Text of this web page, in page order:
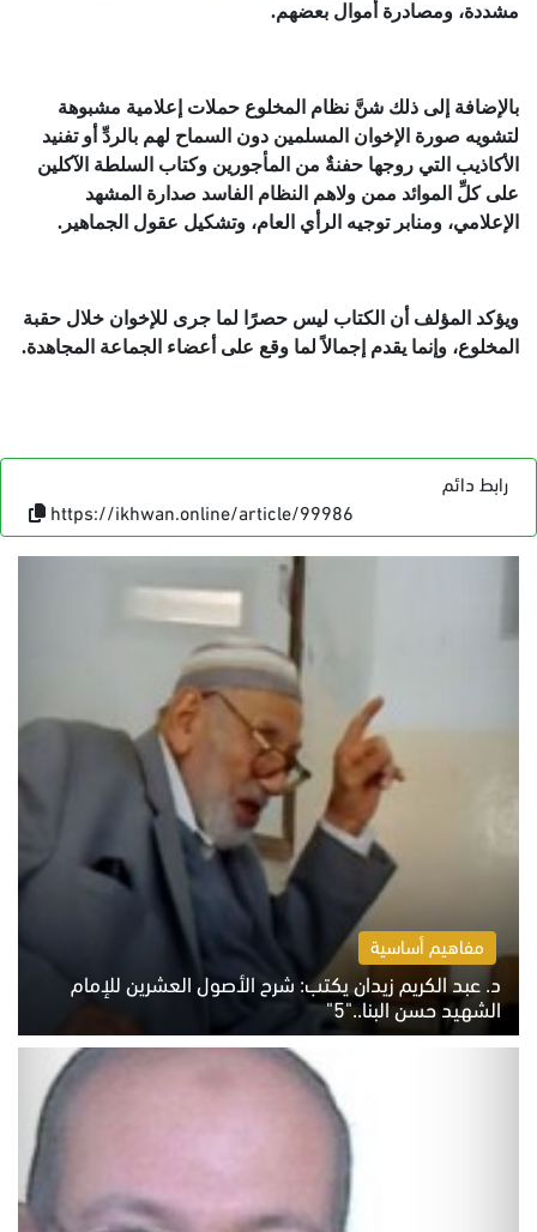
مشددة، ومصادرة أموال بعضهم.
بالإضافة إلى ذلك شنَّ نظام المخلوع حملات إعلامية مشبوهة
لتشويه صورة الإخوان المسلمين دون السماح لهم بالردِّ أو تفنيد
الأكاذيب التي روجها حفنةٌ من المأجورين وكتاب السلطة الآكلين
على كلِّ الموائد ممن ولاهم النظام الفاسد صدارة المشهد
الإعلامي، ومنابر توجيه الرأي العام، وتشكيل عقول الجماهير.
ويؤكد المؤلف أن الكتاب ليس حصرًا لما جرى للإخوان خلال حقبة
المخلوع، وإنما يقدم إجمالاً لما وقع على أعضاء الجماعة المجاهدة.
رابط دائم
https://ikhwan.online/article/99986
مفاهيم أساسية
د. عبد الكريم زيدان يكتب: شرح الأصول العشرين للإمام
الشهيد حسن البنا.."5"
السبت 8 أغسطس 2026 10:46 ص